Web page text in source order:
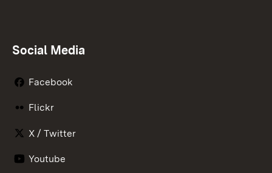
Social Media
Facebook
Flickr
X / Twitter
Youtube